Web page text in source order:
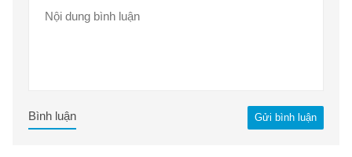
Gửi bình luận
Bình luận